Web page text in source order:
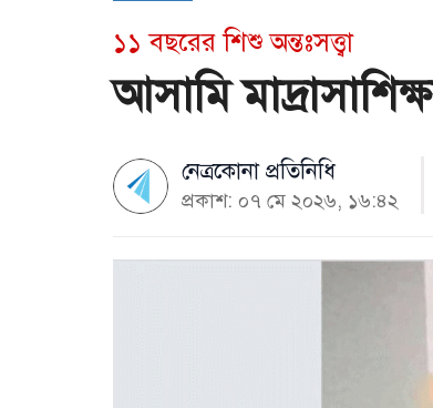
১১ বছরের শিশু অন্তঃসত্ত্বা
আসামি
নেত্রকোনা প্রতিনিধি
প্রকাশ: ০৭ মে ২০২৬, ১৬:৪২